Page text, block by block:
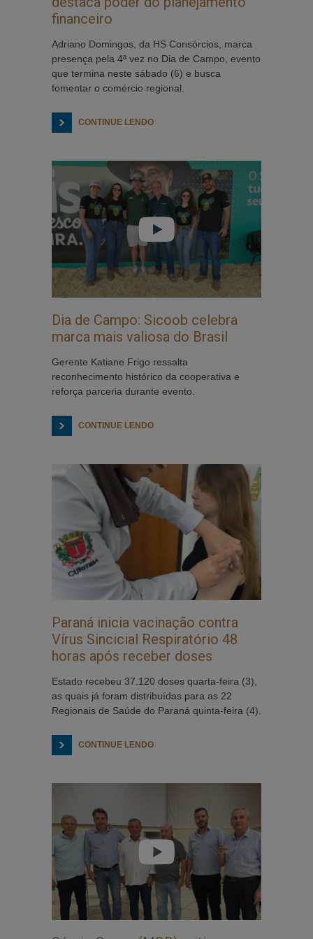
financeiro
Adriano Domingos, da HS Consórcios, marca
presença pela 4ª vez no Dia de Campo, evento
que termina neste sábado (6) e busca
fomentar o comércio regional.
CONTINUE LENDO
Dia de Campo: Sicoob celebra
marca mais valiosa do Brasil
Gerente Katiane Frigo ressalta
reconhecimento histórico da cooperativa e
reforça parceria durante evento.
CONTINUE LENDO
Paraná inicia vacinação contra
Vírus Sincicial Respiratório 48
horas após receber doses
Estado recebeu 37.120 doses quarta-feira (3),
as quais já foram distribuídas para as 22
Regionais de Saúde do Paraná quinta-feira (4).
CONTINUE LENDO